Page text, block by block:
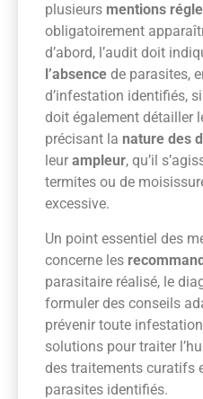
plusieurs mentions
obligatoirement
d’abord, l’audit doit
l’absence de parasites,
d’infestation identifiés,
doit également détailler
précisant la nature des
leur ampleur, qu’il
termites ou de
excessive.
Un point essentiel des
concerne les
parasitaire réalisé, le
formuler des conseils
prévenir toute
solutions pour traiter
des traitements curatifs
parasites identifiés.